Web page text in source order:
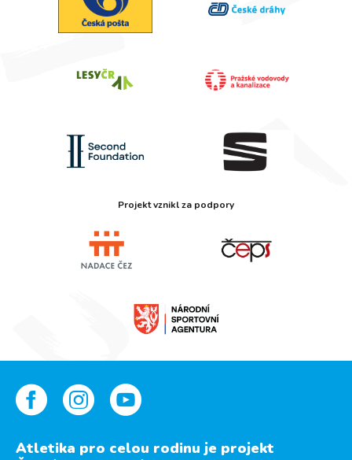
Projekt vznikl za podpory
Atletika pro celou rodinu je projekt